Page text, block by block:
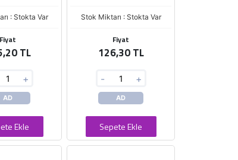
: Stokta Var
Fiyat
TL
+
AD
Ekle
Stok Miktarı : Stokta Var
Fiyat
126,30 TL
- +
AD
Sepete Ekle